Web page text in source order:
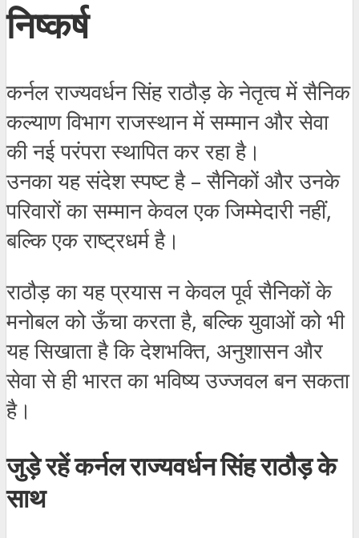
निष्कर्ष
कर्नल राज्यवर्धन सिंह राठौड़ के नेतृत्व में सैनिक
कल्याण विभाग राजस्थान में सम्मान और सेवा
की नई परंपरा स्थापित कर रहा है।
उनका यह संदेश स्पष्ट है – सैनिकों और उनके
परिवारों का सम्मान केवल एक जिम्मेदारी नहीं,
बल्कि एक राष्ट्रधर्म है।
राठौड़ का यह प्रयास न केवल पूर्व सैनिकों के
मनोबल को ऊँचा करता है, बल्कि युवाओं को भी
यह सिखाता है कि देशभक्ति, अनुशासन और
सेवा से ही भारत का भविष्य उज्जवल बन सकता
है।
जुड़े रहें कर्नल राज्यवर्धन सिंह राठौड़ के
साथ